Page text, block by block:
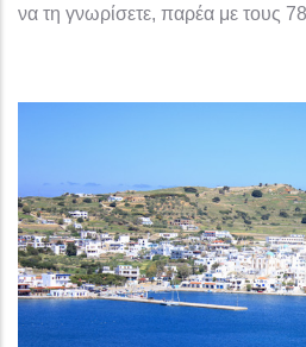
να τη γνωρίσετε, παρέα με τους